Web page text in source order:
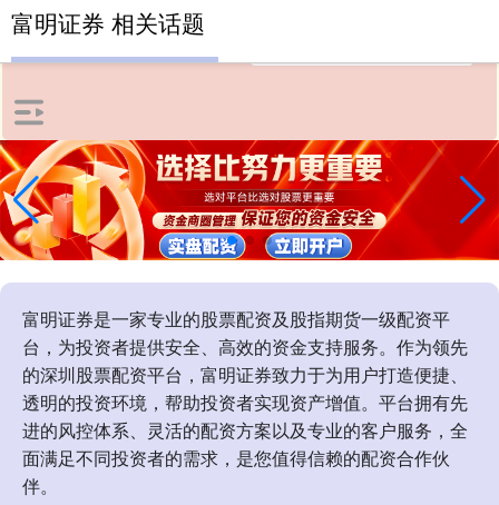
富明证券是一家专业的股票配资及股指期货一级配资平
台，为投资者提供安全、高效的资金支持服务。作为领先
的深圳股票配资平台，富明证券致力于为用户打造便捷、
透明的投资环境，帮助投资者实现资产增值。平台拥有先
进的风控体系、灵活的配资方案以及专业的客户服务，全
面满足不同投资者的需求，是您值得信赖的配资合作伙
伴。
富明证券 相关话题